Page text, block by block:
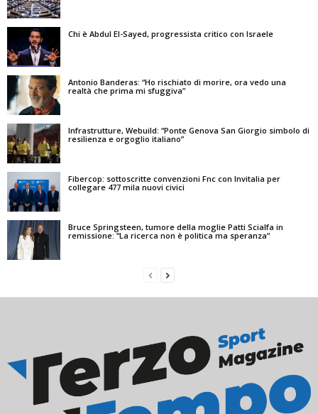
Chi è Abdul El-Sayed, progressista critico con Israele
Antonio Banderas: “Ho rischiato di morire, ora vedo una
realtà che prima mi sfuggiva”
Infrastrutture, Webuild: “Ponte Genova San Giorgio simbolo di
resilienza e orgoglio italiano”
Fibercop: sottoscritte convenzioni Fnc con Invitalia per
collegare 477 mila nuovi civici
Bruce Springsteen, tumore della moglie Patti Scialfa in
remissione: “La ricerca non è politica ma speranza”